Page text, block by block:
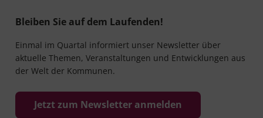
Bleiben Sie auf dem Laufenden!
Einmal im Quartal informiert unser Newsletter über
aktuelle Themen, Veranstaltungen und Entwicklungen aus
der Welt der Kommunen.
Jetzt zum Newsletter anmelden